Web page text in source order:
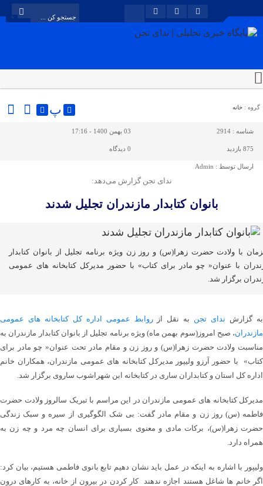
گروه : خانه پ
شناسه : 2914 03 بهمن 1400 - 17:16
875 بازدید 0 دیدگاه
ارسال توسط : Admin
ندای تجن گزارش می‌دهد:
بانوان کتابدار مازندران تجلیل شدند
با ولادت حضرت زهرا(س) و روز زن ویژه برنامه تجلیل از بانوان کتابدار
با عنوان« چو مادر برای کتاب» با حضور مدیرکل کتابخانه های عمومی
برگزار شد.
به گزارش ندای تجن به نقل ازروابط عمومی اداره کل کتابخانه های عمومی
مازندران، صبح امروز(سوم بهمن ماه) ویژه برنامه تجلیل از بانوان کتابدار مازندران به
مناسبت ولادت حضرت زهرا(س) و روز زن و مقام مادر تحت عنوان« چو مادر برای
کتاب» با حضور آرزو ولیپور مدیرکل کتابخانه های عمومی مازندران، همکاران خانم
اداره کل استان و کتابداران ساری در کتابخانه ابن شهراشوب ساروی برگزار شد.
مدیرکل کتابخانه های عمومی مازندران در این مراسم با تبریک سالروز ولادت حضرت
فاطمه (س) روز زن و مقام مادر گفت: بی شک الگوگیری از سیره و سبک زندگی
حضرت زهرا(س)، برکات مادی و معنوی بسیاری برای انسان چه مرد و چه زن به
همراه دارد.
ولیپور با اشاره به اینکه در عمل باید نشان دهیم تابع بانوی فاطمی هستیم، بیان کرد:
اگر خانم ها شاغل هستند اجازه ندهند کار کردن در بیرون از خانه، به کارهای درون